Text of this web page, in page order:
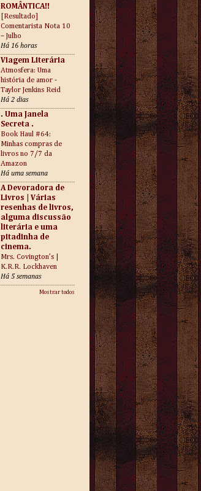
ROMÂNTICA!!
[Resultado]
Comentarista Nota 10
– Julho
Há 16 horas
Viagem Literária
Atmosfera: Uma
história de amor -
Taylor Jenkins Reid
Há 2 dias
. Uma Janela
Secreta .
Book Haul #64:
Minhas compras de
livros no 7/7 da
Amazon
Há uma semana
A Devoradora de
Livros | Várias
resenhas de livros,
alguma discussão
literária e uma
pitadinha de
cinema.
Mrs. Covington’s |
K.R.R. Lockhaven
Há 5 semanas
Mostrar todos